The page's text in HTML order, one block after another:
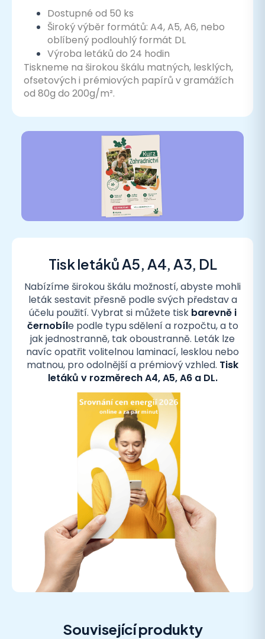
Dostupné od 50 ks
Široký výběr formátů: A4, A5, A6, nebo
oblíbený podlouhlý formát DL
Výroba letáků do 24 hodin
Tiskneme na širokou škálu matných, lesklých,
ofsetových i prémiových papírů v gramážích
od 80g do 200g/m².
Tisk letáků A5, A4, A3, DL
Nabízíme širokou škálu možností, abyste mohli
leták sestavit přesně podle svých představ a
účelu použití. Vybrat si můžete tiskbarevně i
černobíle podle typu sdělení a rozpočtu, a to
jak jednostranně, tak oboustranně. Leták lze
navíc opatřit volitelnou laminací, lesklou nebo
matnou, pro odolnější a prémiový vzhled. Tisk
letáků v rozměrech A4, A5, A6 a DL.
Související produkty